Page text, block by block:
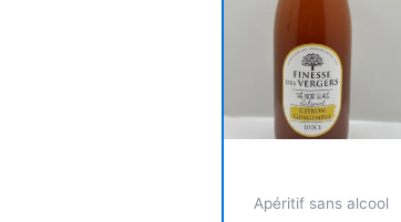
Apéritif sans alcool